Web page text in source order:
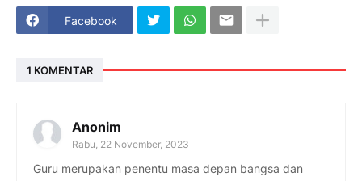
Facebook
1 KOMENTAR
Anonim
Rabu, 22 November, 2023
Guru merupakan penentu masa depan bangsa dan